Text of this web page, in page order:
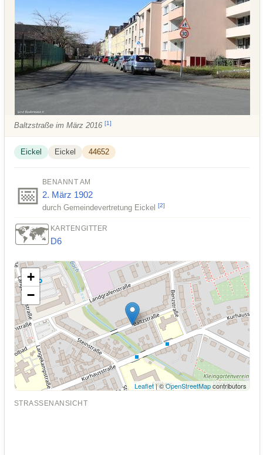
Baltzstraße im März 2016 [1]
Eickel Eickel 44652
📅 BENANNT AM
2. März 1902
durch Gemeindevertretung Eickel [2]
🗺️ KARTENGITTER
D6
+
−
Leaflet| ©OpenStreetMapcontributors
STRASSENANSICHT